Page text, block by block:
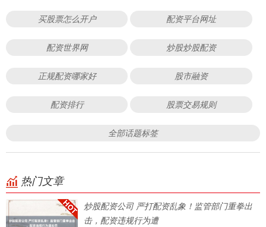
买股票怎么开户 配资平台网址
配资世界网 炒股炒股配资
正规配资哪家好 股市融资
配资排行 股票交易规则
全部话题标签
热门文章
炒股配资公司 严打配资乱象！监管部门重拳出
击，配资违规行为遭